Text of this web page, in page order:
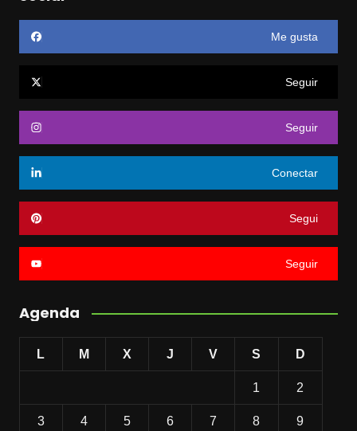
Me gusta
Seguir
Seguir
Conectar
Segui
Seguir
Agenda
L M X J V S D
1 2
3 4 5 6 7 8 9